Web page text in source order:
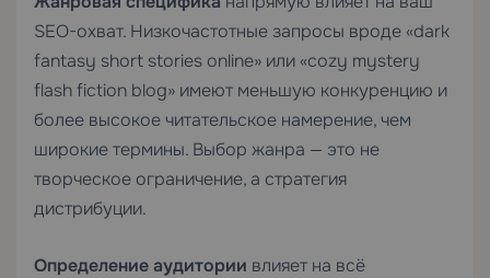
SEO-охват. Низкочастотные запросы вроде «dark
fantasy short stories online» или «cozy mystery
flash fiction blog» имеют меньшую конкуренцию и
более высокое читательское намерение, чем
широкие термины. Выбор жанра — это не
творческое ограничение, а стратегия
дистрибуции.
Определение аудитории влияет на всё